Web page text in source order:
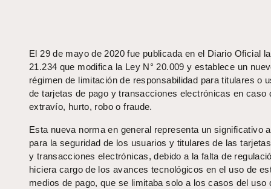
El 29 de mayo de 2020 fue publicada en el Diario Oficial
21.234 que modifica la Ley N° 20.009 y establece un
régimen de limitación de responsabilidad para titulares o
de tarjetas de pago y transacciones electrónicas en caso
extravío, hurto, robo o fraude.
Esta nueva norma en general representa un significativo
para la seguridad de los usuarios y titulares de las
y transacciones electrónicas, debido a la falta de
hiciera cargo de los avances tecnológicos en el uso de
medios de pago, que se limitaba solo a los casos del uso